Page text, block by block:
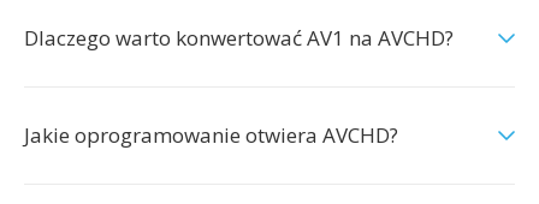
Dlaczego warto konwertować AV1 na AVCHD?
Jakie oprogramowanie otwiera AVCHD?